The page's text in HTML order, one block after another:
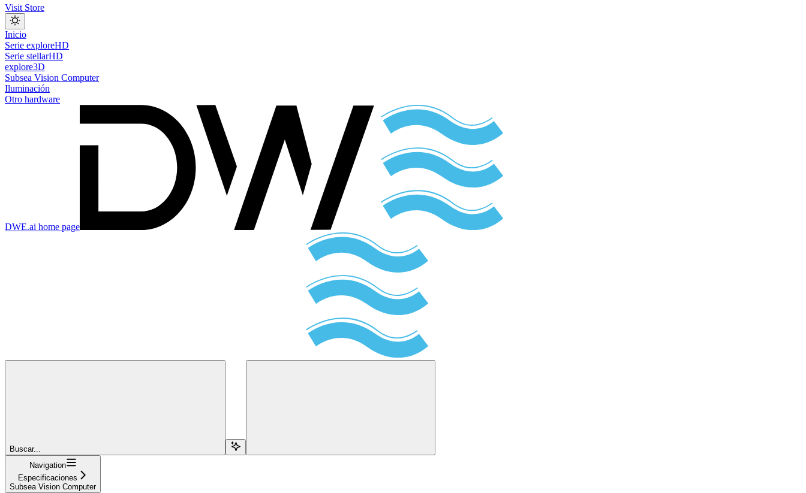
Visit Store
Inicio
Serie exploreHD
Serie stellarHD
explore3D
Subsea Vision Computer
Iluminación
Otro hardware
DWE.ai home page
Buscar...
Navigation
Especificaciones
Subsea Vision Computer